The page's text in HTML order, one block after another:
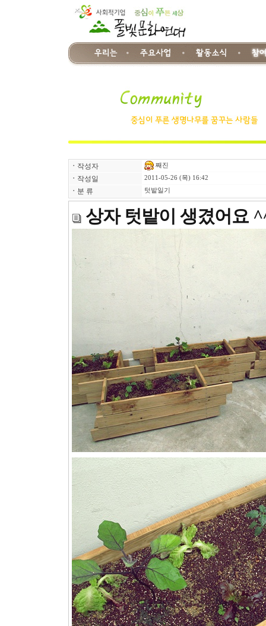
ㆍ 작성자 째진
ㆍ 작성일 2011-05-26 (목) 16:42
ㆍ 분 류 텃밭일기
상자 텃밭이 생겼어요